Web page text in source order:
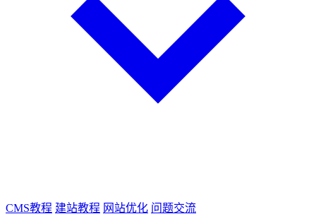
CMS教程 建站教程 网站优化 问题交流